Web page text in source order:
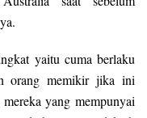
yaitu cuma berlaku
orang memikir jika ini
yang mempunyai